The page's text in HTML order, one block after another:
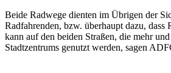
Beide Radwege dienten im Übrigen der
Radfahrenden, bzw. überhaupt dazu, dass
kann auf den beiden Straßen, die mehr
Stadtzentrums genutzt werden, sagen